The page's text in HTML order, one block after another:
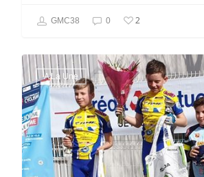
GMC38 0 2
A La Une